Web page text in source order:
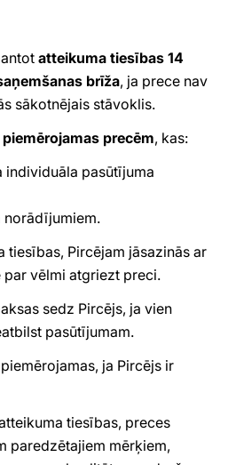
atteikuma tiesības 14
brīža, ja prece nav
sākotnējais stāvoklis.
precēm, kas:
individuāla pasūtījuma
norādījumiem.
tiesības, Pircējam jāsazinās ar
par vēlmi atgriezt preci.
sedz Pircējs, ja vien
pasūtījumam.
ja Pircējs ir
tiesības, preces
paredzētajiem mērķiem,